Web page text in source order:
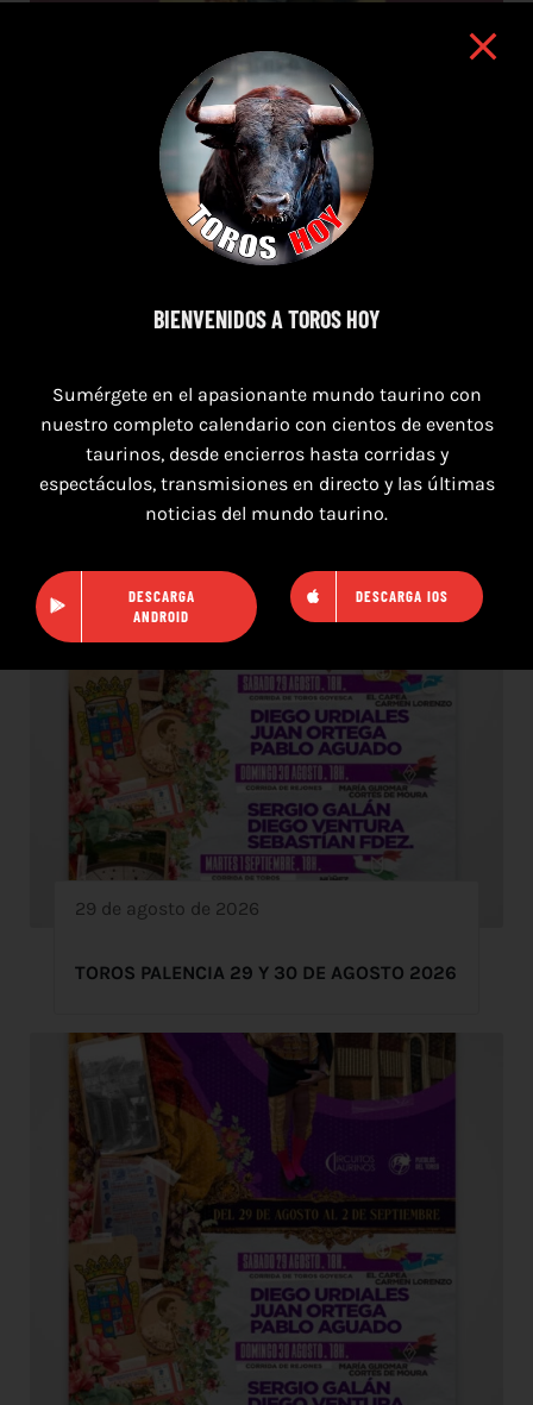
2026.
29 de agosto de 2026
TOROS PALENCIA 29 Y 30 DE AGOSTO 2026
BIENVENIDOS A TOROS HOY
Sumérgete en el apasionante mundo taurino con
nuestro completo calendario con cientos de eventos
taurinos, desde encierros hasta corridas y
espectáculos, transmisiones en directo y las últimas
noticias del mundo taurino.
DESCARGA
ANDROID
DESCARGA IOS